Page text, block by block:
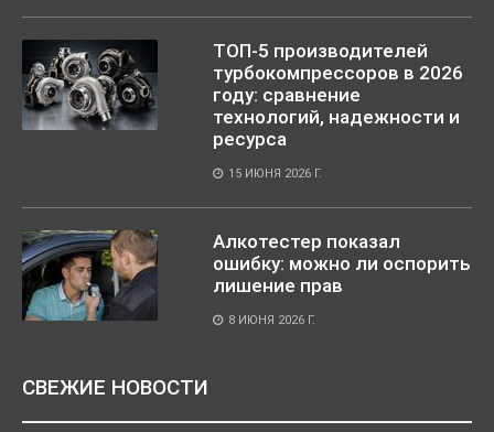
ТОП-5 производителей
турбокомпрессоров в 2026
году: сравнение
технологий, надежности и
ресурса
15 ИЮНЯ 2026 Г.
Алкотестер показал
ошибку: можно ли оспорить
лишение прав
8 ИЮНЯ 2026 Г.
СВЕЖИЕ НОВОСТИ